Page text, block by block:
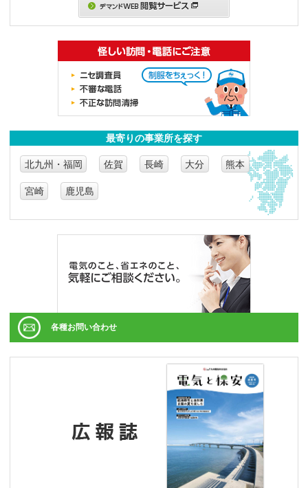
最寄りの事業所を探す
北九州・福岡 佐賀 長崎 大分 熊本
宮崎 鹿児島
各種お問い合わせ